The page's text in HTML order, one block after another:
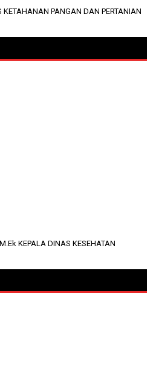
PANGAN DAN PERTANIAN
KEPALA DINAS KESEHATAN